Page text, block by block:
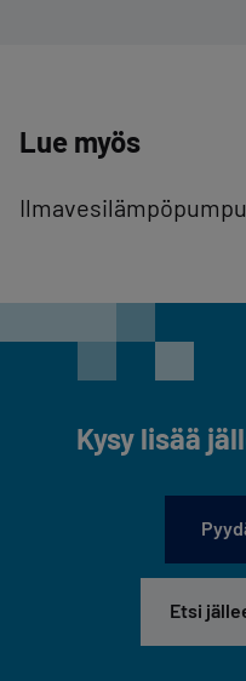
Lue myös
Kysy lisää
Etsi